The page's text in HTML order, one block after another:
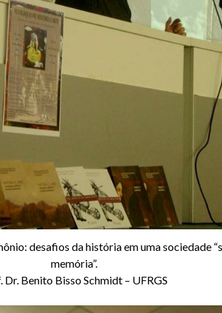
desafios da história em uma sociedade
memória”.
Dr. Benito Bisso Schmidt – UFRGS